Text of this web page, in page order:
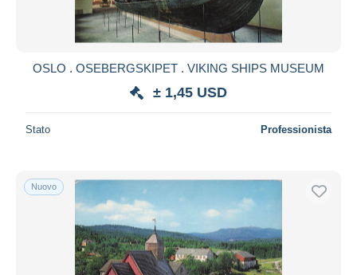
OSLO . OSEBERGSKIPET . VIKING SHIPS MUSEUM
± 1,45 USD
Stato Professionista
Nuovo